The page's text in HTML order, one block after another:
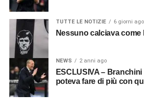
TUTTE LE NOTIZIE 6 giorni ago
Nessuno calciava come
NEWS 2 anni ago
ESCLUSIVA –
poteva fare di più con